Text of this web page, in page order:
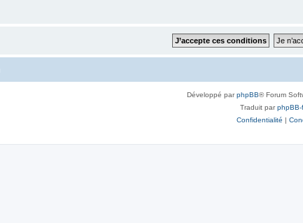
Développé parphpBB® Forum
Traduit parphpBB-
Confidentialité |